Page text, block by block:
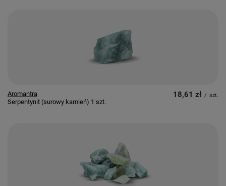
Aromantra
Serpentynit (surowy kamień) 1 szt.
18,61 zł / szt.